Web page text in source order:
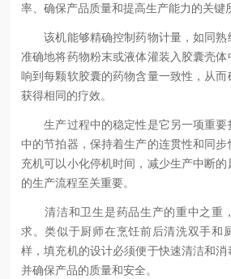
率、确保产品质量和提高生产能力的关键
该机能够精确控制药物计量，如同熟
准确地将药物粉末或液体灌装入胶囊壳
响到每颗软胶囊的药物含量一致性，从
获得相同的疗效。
生产过程中的稳定性是它另一项重要
中的节拍器，保持着生产的连贯性和同
充机可以小化停机时间，减少生产中断
的生产流程至关重要。
清洁和卫生是药品生产的重中之重
求。类似于厨师在烹饪前后清洗双手和
样，填充机的设计必须便于快速清洁和消
并确保产品的质量和安全。